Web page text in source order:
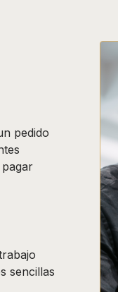
pedido
sencillas